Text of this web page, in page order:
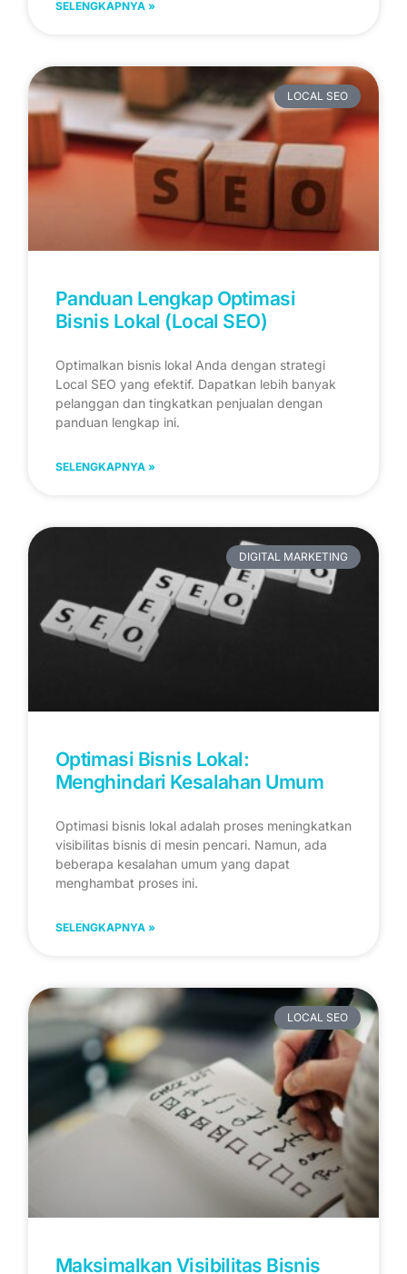
SELENGKAPNYA »
LOCAL SEO
Panduan Lengkap Optimasi
Bisnis Lokal (Local SEO)
Optimalkan bisnis lokal Anda dengan strategi
Local SEO yang efektif. Dapatkan lebih banyak
pelanggan dan tingkatkan penjualan dengan
panduan lengkap ini.
SELENGKAPNYA »
DIGITAL MARKETING
Optimasi Bisnis Lokal:
Menghindari Kesalahan Umum
Optimasi bisnis lokal adalah proses meningkatkan
visibilitas bisnis di mesin pencari. Namun, ada
beberapa kesalahan umum yang dapat
menghambat proses ini.
SELENGKAPNYA »
LOCAL SEO
Maksimalkan Visibilitas Bisnis